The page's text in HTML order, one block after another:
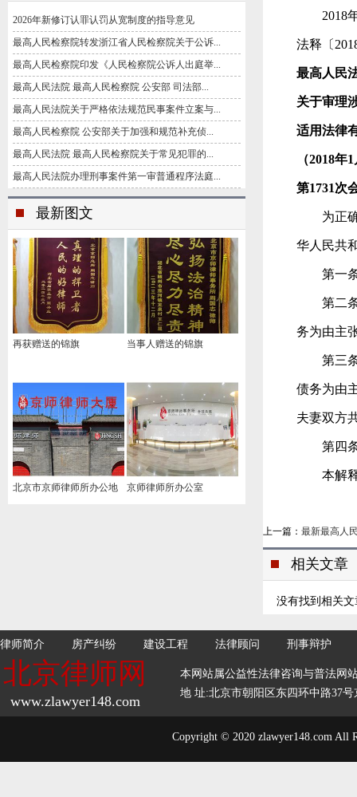
2026年新修订认罪认罚从宽制度的指导意见
最高人民检察院转发浙江省人民检察院关于公诉...
最高人民检察院印发《人民检察院公诉人出庭举...
最高人民法院 最高人民检察院 公安部 司法部...
最高人民法院关于严格依法规范民事案件立案与...
最高人民检察院 公安部关于加强和规范补充侦...
最高人民法院 最高人民检察院关于常见犯罪的...
最高人民法院办理刑事案件第一审普通程序法庭...
最新图文
再获赠送的锦旗 当事人赠送的锦旗
北京市京师律师所办公地
京师律师所办公室
2018年
法释〔
最高人民
关于审理
适用法律
（2018
第1731次
为正确
华人民共
第一条
第二条
务为由主
第三条
债务为由
夫妻双方
第四条
本解释
上一篇： 最新最高人
相关文章
没有找到相关
本网站属公益性法律咨询与普法网
地 址:北京市朝阳区东四环中路37
北京律师网
www.zlawyer148.com
律师简介 房产纠纷 建设工程 法律顾问 刑事辩护
Copyright © 2020 zlawyer148.com All